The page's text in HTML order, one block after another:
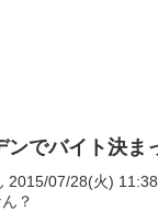
ンでバイト決ま
2015/07/28(火)
？